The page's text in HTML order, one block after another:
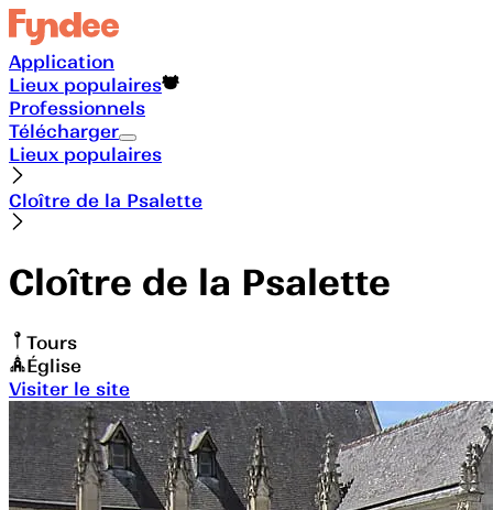
Application
Lieux populaires
Professionnels
Télécharger
Lieux populaires
Cloître de la Psalette
Cloître de la Psalette
Tours
Église
Visiter le site